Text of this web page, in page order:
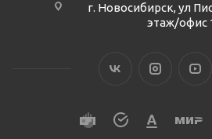
г. Новосибирск, ул
этаж/офис